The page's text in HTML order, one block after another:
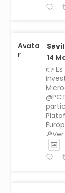
Avata
r
14
👉